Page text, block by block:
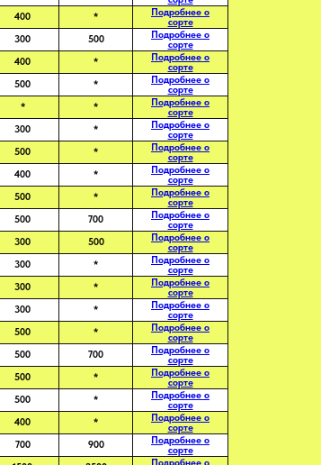
400 *
Подробнее о
сорте
300 500
Подробнее о
сорте
400 *
Подробнее о
сорте
500 *
Подробнее о
сорте
* *
Подробнее о
сорте
300 *
Подробнее о
сорте
500 *
Подробнее о
сорте
400 *
Подробнее о
сорте
500 *
Подробнее о
сорте
500 700
Подробнее о
сорте
300 500
Подробнее о
сорте
300 *
Подробнее о
сорте
300 *
Подробнее о
сорте
300 *
Подробнее о
сорте
500 *
Подробнее о
сорте
500 700
Подробнее о
сорте
500 *
Подробнее о
сорте
500 *
Подробнее о
сорте
400 *
Подробнее о
сорте
700 900
Подробнее о
сорте